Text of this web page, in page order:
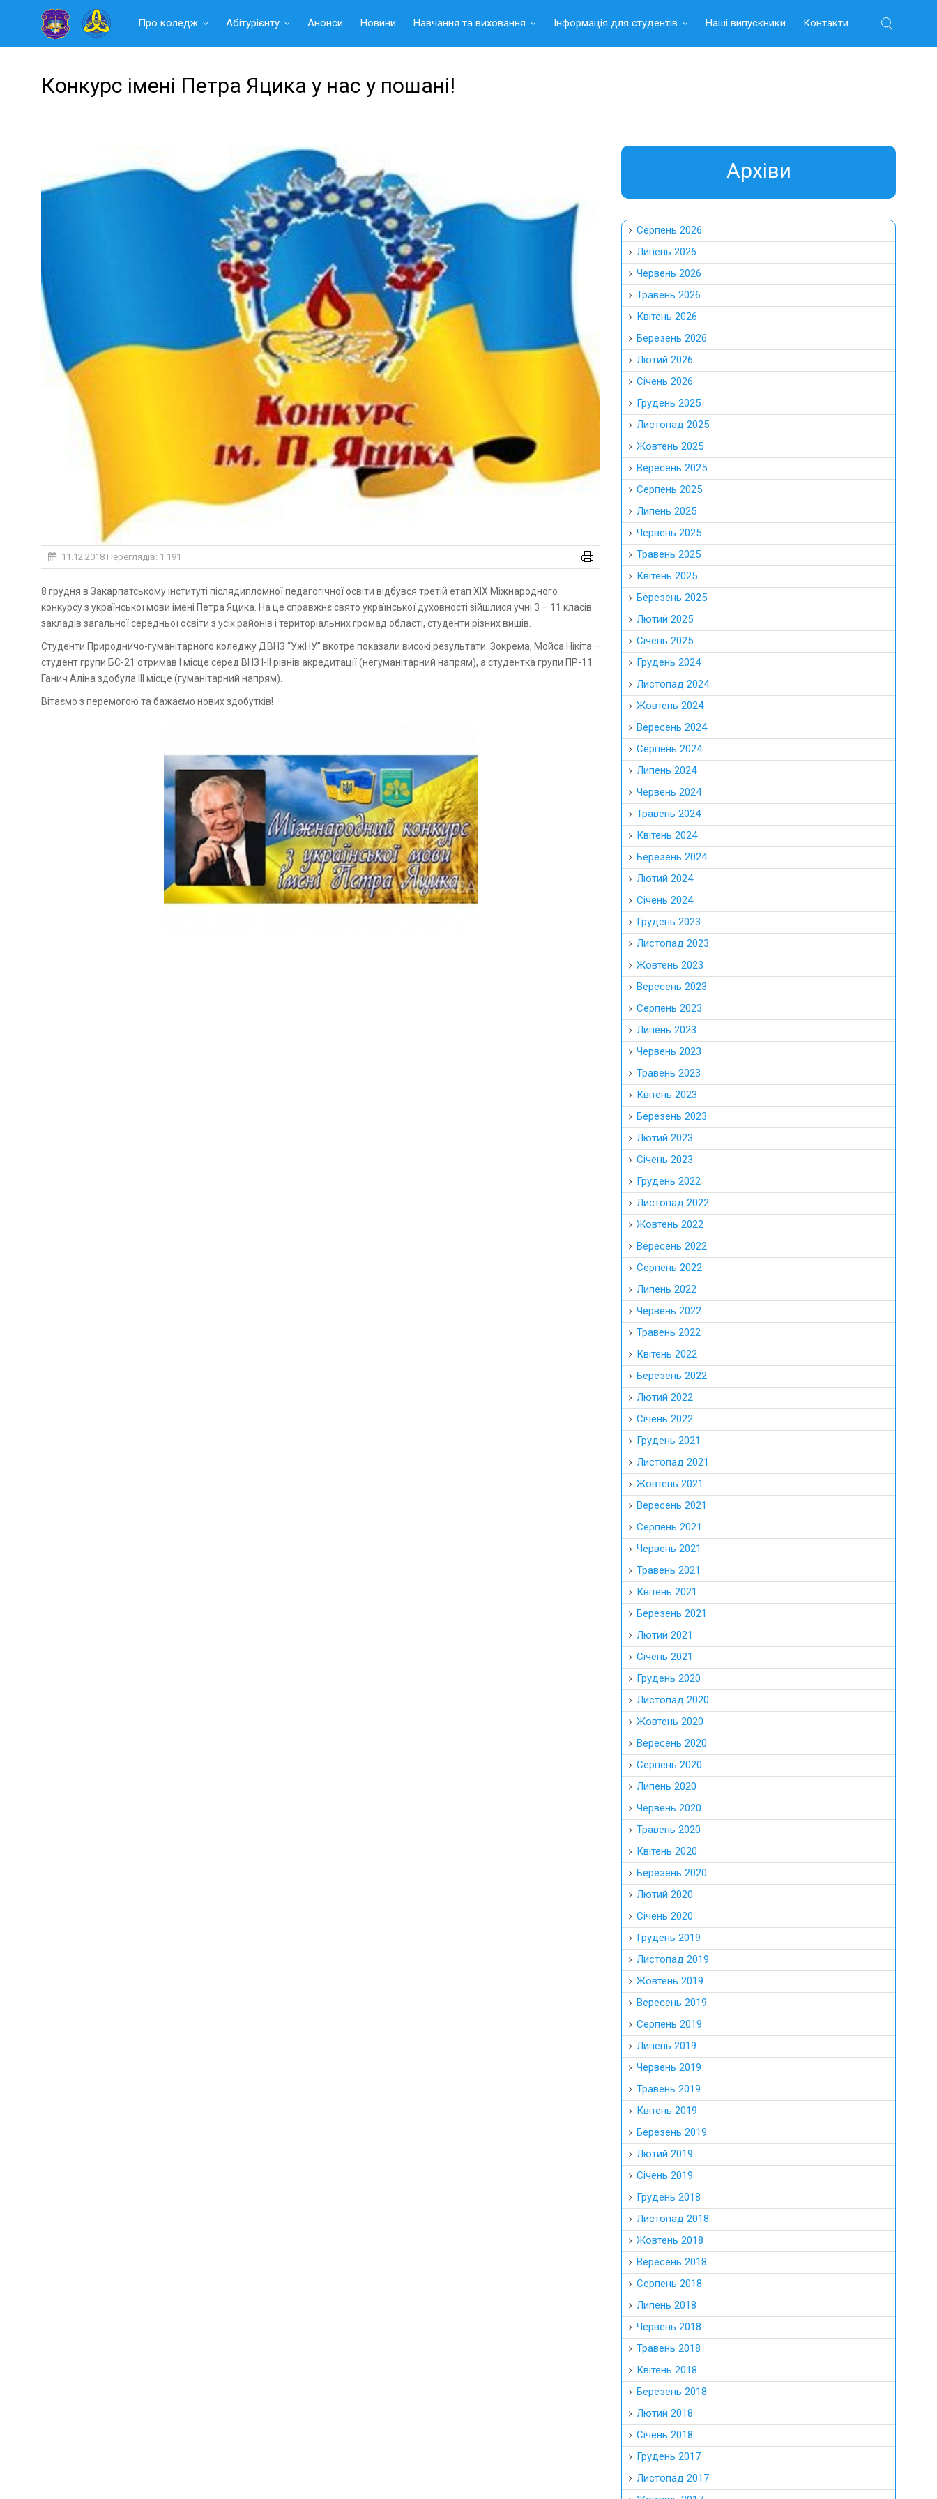
Читать
Про коледж Абітурієнту Анонси Новини Навчання та виховання Інформація для студентів Наші випускники Контакти
Конкурс імені Петра Яцика у нас у пошані!
11.12.2018 Переглядів: 1 191
8 грудня в Закарпатському інституті післядипломної педагогічної освіти відбувся третій етап XIX Міжнародного
конкурсу з української мови імені Петра Яцика. На це справжнє свято української духовності зійшлися учні 3 – 11 класів
закладів загальної середньої освіти з усіх районів і територіальних громад області, студенти різних вишів.
Студенти Природничо-гуманітарного коледжу ДВНЗ “УжНУ” вкотре показали високі результати. Зокрема, Мойса Нікіта –
студент групи БС-21 отримав I місце серед ВНЗ I-II рівнів акредитації (негуманітарний напрям), а студентка групи ПР-11
Ганич Аліна здобула III місце (гуманітарний напрям).
Вітаємо з перемогою та бажаємо нових здобутків!
Aрхіви
Серпень 2026
Липень 2026
Червень 2026
Травень 2026
Квітень 2026
Березень 2026
Лютий 2026
Січень 2026
Грудень 2025
Листопад 2025
Жовтень 2025
Вересень 2025
Серпень 2025
Липень 2025
Червень 2025
Травень 2025
Квітень 2025
Березень 2025
Лютий 2025
Січень 2025
Грудень 2024
Листопад 2024
Жовтень 2024
Вересень 2024
Серпень 2024
Липень 2024
Червень 2024
Травень 2024
Квітень 2024
Березень 2024
Лютий 2024
Січень 2024
Грудень 2023
Листопад 2023
Жовтень 2023
Вересень 2023
Серпень 2023
Липень 2023
Червень 2023
Травень 2023
Квітень 2023
Березень 2023
Лютий 2023
Січень 2023
Грудень 2022
Листопад 2022
Жовтень 2022
Вересень 2022
Серпень 2022
Липень 2022
Червень 2022
Травень 2022
Квітень 2022
Березень 2022
Лютий 2022
Січень 2022
Грудень 2021
Листопад 2021
Жовтень 2021
Вересень 2021
Серпень 2021
Червень 2021
Травень 2021
Квітень 2021
Березень 2021
Лютий 2021
Січень 2021
Грудень 2020
Листопад 2020
Жовтень 2020
Вересень 2020
Серпень 2020
Липень 2020
Червень 2020
Травень 2020
Квітень 2020
Березень 2020
Лютий 2020
Січень 2020
Грудень 2019
Листопад 2019
Жовтень 2019
Вересень 2019
Серпень 2019
Липень 2019
Червень 2019
Травень 2019
Квітень 2019
Березень 2019
Лютий 2019
Січень 2019
Грудень 2018
Листопад 2018
Жовтень 2018
Вересень 2018
Серпень 2018
Липень 2018
Червень 2018
Травень 2018
Квітень 2018
Березень 2018
Лютий 2018
Січень 2018
Грудень 2017
Листопад 2017